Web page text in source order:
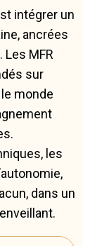
intégrer un
ancrées
MFR
sur
monde
les
dans un